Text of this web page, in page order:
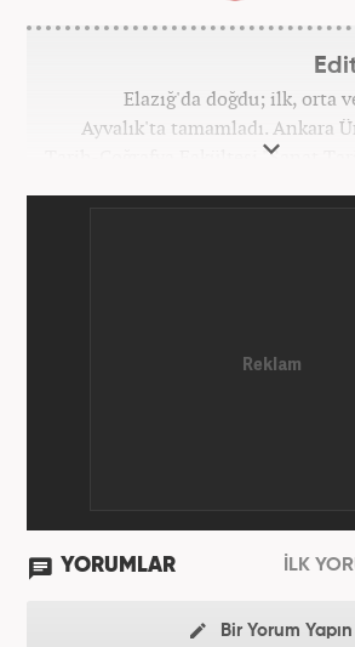
Elazığ'da doğdu; ilk, orta
Ayvalık'ta tamamladı. Ankara
Tarih-Coğrafya Fakültesi "Sanat
YORUMLAR İLK
Bir Yorum Yapın